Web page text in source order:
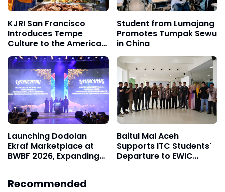
KJRI San Francisco
Introduces Tempe
Culture to the American
Vegan Community
Student from Lumajang
Promotes Tumpak Sewu
in China
Launching Dodolan
Ekraf Marketplace at
BWBF 2026, Expanding
Baitul Mal Aceh
Supports ITC Students'
Departure to EWIC
Recommended